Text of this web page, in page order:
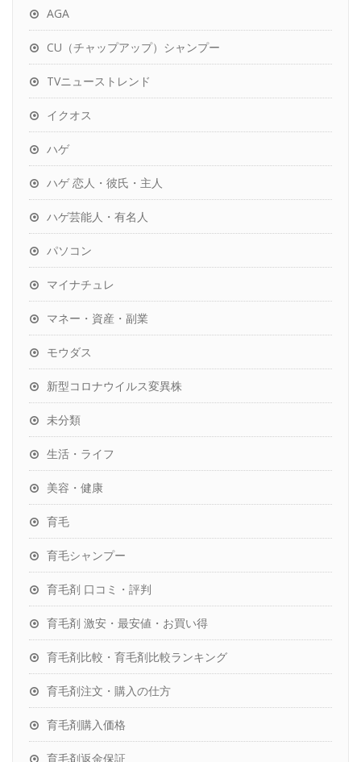
AGA
CU（チャップアップ）シャンプー
TVニューストレンド
イクオス
ハゲ
ハゲ 恋人・彼氏・主人
ハゲ芸能人・有名人
パソコン
マイナチュレ
マネー・資産・副業
モウダス
新型コロナウイルス変異株
未分類
生活・ライフ
美容・健康
育毛
育毛シャンプー
育毛剤 口コミ・評判
育毛剤 激安・最安値・お買い得
育毛剤比較・育毛剤比較ランキング
育毛剤注文・購入の仕方
育毛剤購入価格
育毛剤返金保証